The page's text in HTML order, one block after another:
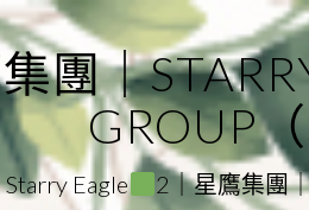
團｜
GROUP
Eagle 2｜星鷹集團